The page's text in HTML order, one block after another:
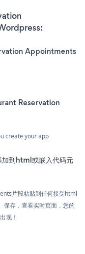
Appointments
Reservation
create your app
到html或嵌入代码元
片段粘贴到任何接受html
存，查看实时页面，您的
现！